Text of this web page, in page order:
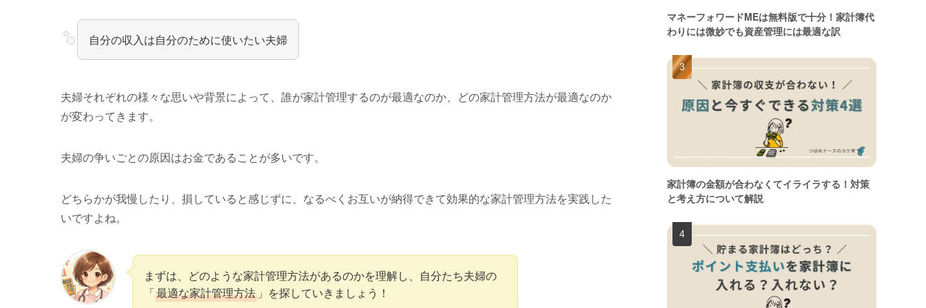
自分の収入は自分のために使いたい夫婦
夫婦それぞれの様々な思いや背景によって、誰が家計管理するのが最適なのか、どの家計管理方法が最適なのか
が変わってきます。
夫婦の争いごとの原因はお金であることが多いです。
どちらかが我慢したり、損していると感じずに、なるべくお互いが納得できて効果的な家計管理方法を実践した
いですよね。
まずは、どのような家計管理方法があるのかを理解し、自分たち夫婦の
「最適な家計管理方法 」を探していきましょう！
マネーフォワードMEは無料版で十分！家計簿代
わりには微妙でも資産管理には最適な訳
家計簿の金額が合わなくてイライラする！対策
と考え方について解説